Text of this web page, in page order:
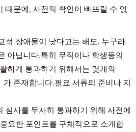
때문에, 사전의 확인이 빠뜨릴 수 없
적 장애물이 낮다고는 해도, 누구라
아닙니다.특히 무직이나 학생등의
하게 통과하기 위해서는 몇개의
가 존재합니다.필요 서류의 준비나 지
심사를 무사히 통과하기 위해 사전에
요한 포인트를 구체적으로 소개합